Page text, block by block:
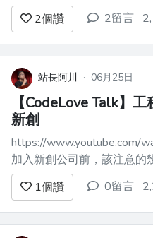
去思考怎麼實踐 簡單說就是 很多人馬齒徒增 只是變老 更本
沒有玩到複利的效果 窮忙 白忙一場 站長用最近他的成果與
嘗試告...
2個讚 2留言
站長阿川 · 06月25日
【CodeLove Talk】
新創
https://www.youtube.com/
加入新創公司前，該注意的幾件事 當一位工程
加入新創公司，這可能是你
步。本文根據我個人的經驗
幫助你判斷眼前這艘船是否
1個讚 0留言